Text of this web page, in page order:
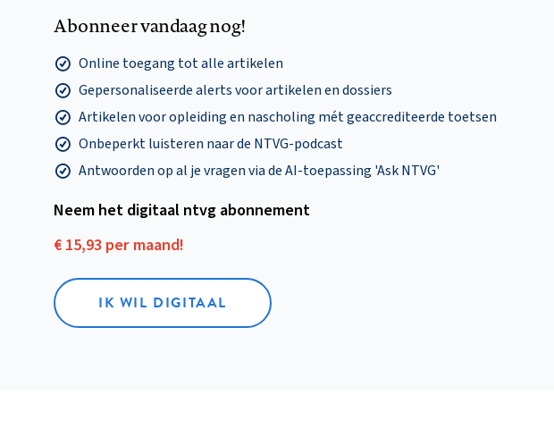
Abonneer vandaag nog!
Online toegang tot alle artikelen
Gepersonaliseerde alerts voor artikelen en dossiers
Artikelen voor opleiding en nascholing mét geaccrediteerde toetsen
Onbeperkt luisteren naar de NTVG-podcast
Antwoorden op al je vragen via de AI-toepassing 'Ask NTVG'
Neem het digitaal ntvg abonnement
€ 15,93 per maand!
IK WIL DIGITAAL